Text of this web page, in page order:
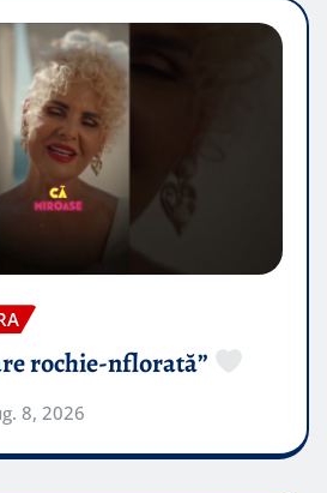
rochie-nflorată”
8, 2026